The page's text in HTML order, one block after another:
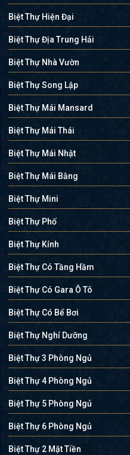
Biệt Thự Hiện Đại
Biệt Thự Địa Trung Hải
Biệt Thự Nhà Vườn
Biệt Thự Song Lập
Biệt Thự Mái Mansard
Biệt Thự Mái Thái
Biệt Thự Mái Nhật
Biệt Thự Mái Bằng
Biệt Thự Mini
Biệt Thự Phố
Biệt Thự Kính
Biệt Thự Có Tầng Hầm
Biệt Thự Có Gara Ô Tô
Biệt Thự Có Bể Bơi
Biệt Thự Nghỉ Dưỡng
Biệt Thự 3 Phòng Ngủ
Biệt Thự 4 Phòng Ngủ
Biệt Thự 5 Phòng Ngủ
Biệt Thự 6 Phòng Ngủ
Biệt Thự 2 Mặt Tiền